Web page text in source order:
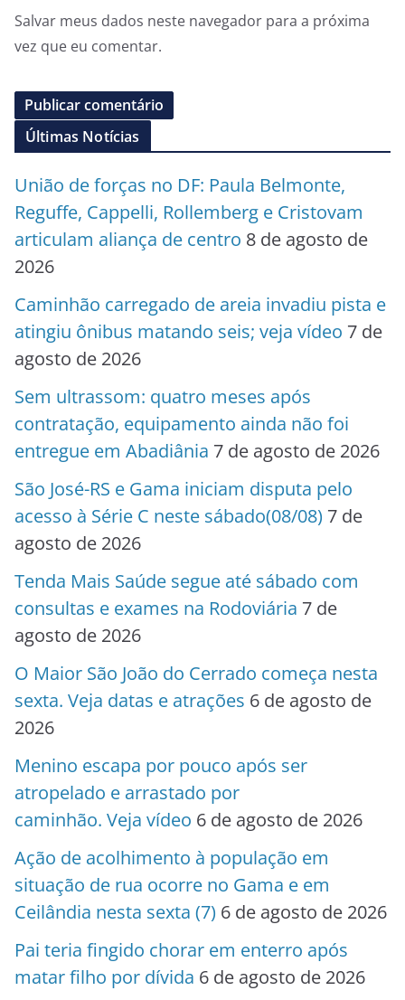
Salvar meus dados neste navegador para a próxima
vez que eu comentar.
Últimas Notícias
União de forças no DF: Paula Belmonte,
Reguffe, Cappelli, Rollemberg e Cristovam
articulam aliança de centro 8 de agosto de
2026
Caminhão carregado de areia invadiu pista e
atingiu ônibus matando seis; veja vídeo 7 de
agosto de 2026
Sem ultrassom: quatro meses após
contratação, equipamento ainda não foi
entregue em Abadiânia 7 de agosto de 2026
São José-RS e Gama iniciam disputa pelo
acesso à Série C neste sábado(08/08) 7 de
agosto de 2026
Tenda Mais Saúde segue até sábado com
consultas e exames na Rodoviária 7 de
agosto de 2026
O Maior São João do Cerrado começa nesta
sexta. Veja datas e atrações 6 de agosto de
2026
Menino escapa por pouco após ser
atropelado e arrastado por
caminhão. Veja vídeo 6 de agosto de 2026
Ação de acolhimento à população em
situação de rua ocorre no Gama e em
Ceilândia nesta sexta (7) 6 de agosto de 2026
Pai teria fingido chorar em enterro após
matar filho por dívida 6 de agosto de 2026